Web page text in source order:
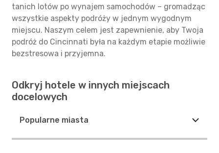
tanich lotów po wynajem samochodów – gromadząc
wszystkie aspekty podróży w jednym wygodnym
miejscu. Naszym celem jest zapewnienie, aby Twoja
podróż do Cincinnati była na każdym etapie możliwie
bezstresowa i przyjemna.
Odkryj hotele w innych miejscach
docelowych
Popularne miasta